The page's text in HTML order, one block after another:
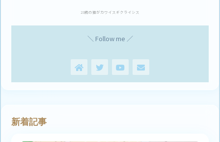
23歳の猫がカワイスギクライシス
＼ Follow me ／
新着記事